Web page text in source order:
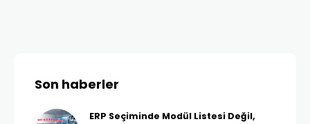
Son haberler
ERP Seçiminde Modül Listesi Değil,